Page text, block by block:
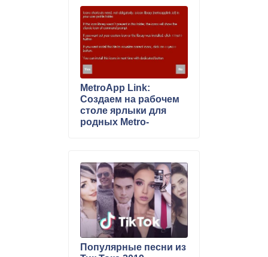
MetroApp Link:
Создаем на рабочем
столе ярлыки для
родных Metro-
Популярные песни из